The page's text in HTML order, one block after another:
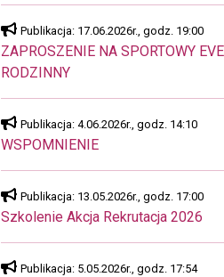
Publikacja: 17.06.2026r., godz. 19:00
ZAPROSZENIE NA SPORTOWY
RODZINNY
Publikacja: 4.06.2026r., godz. 14:10
WSPOMNIENIE
Publikacja: 13.05.2026r., godz. 17:00
Szkolenie Akcja Rekrutacja 2026
Publikacja: 5.05.2026r., godz. 17:54